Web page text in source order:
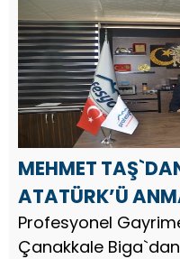
yayınladı.
MEHMET
ATATÜRK’Ü
BAYRAMI MESAJI
Profesyonel
Çanakkale